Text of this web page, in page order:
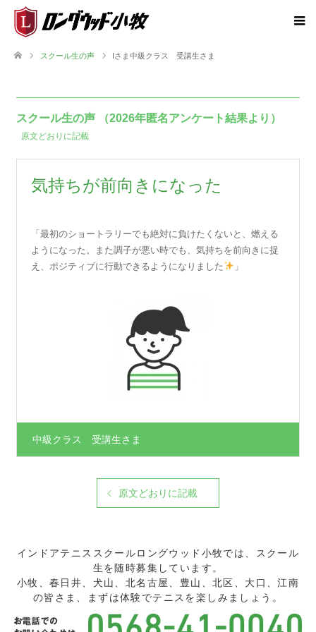
スクール生の声 Iさま中級クラス 受講生さま
スクール生の声 （2026年匿名アンケート結果より）
原文どおりに記載
気持ちが前向きになった
「最初のショートラリーでも絶対に負けたくないと、燃える
ようになった。また調子が悪い時でも、気持ちを前向きに捉
え、ポジティブに行動できるようになりました
」
中級クラス 受講生さま
原文どおりに記載
インドアテニススクールロングウッド小牧では、スクール
生を随時募集しています。
小牧、春日井、犬山、北名古屋、豊山、北区、大口、江南
の皆さま、まずは体験でテニスを楽しみましょう。